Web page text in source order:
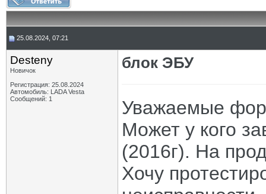
25.08.2024, 07:21
Desteny
Новичок
Регистрация: 25.08.2024
Автомобиль: LADA Vesta
Сообщений: 1
блок ЭБУ
Уважаемые
Может у кого
(2016г). На
Хочу